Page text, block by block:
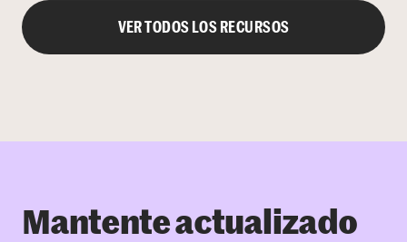
VER TODOS LOS RECURSOS
Mantente actualizado